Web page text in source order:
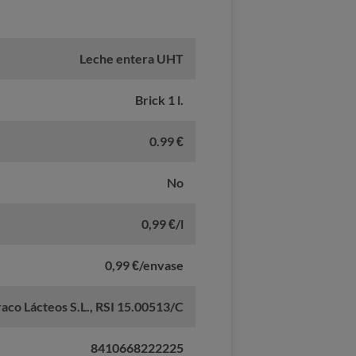
Leche entera UHT
Brick 1 l.
0.99 €
No
0,99 €/l
0,99 €/envase
Lácteos S.L., RSI 15.00513/C
8410668222225